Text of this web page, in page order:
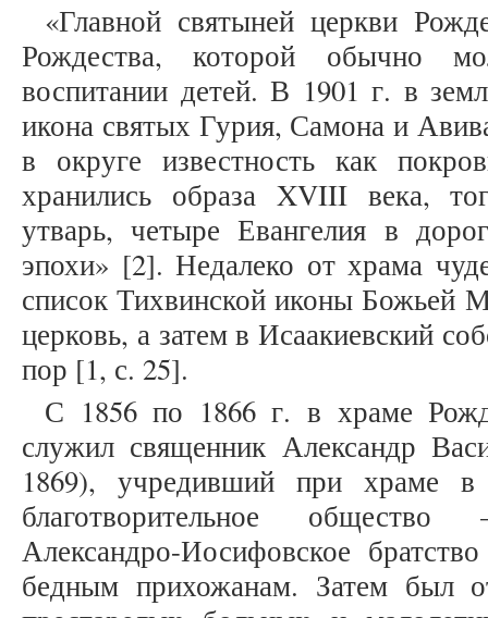
«Главной святыней церкви
Рождества, которой обычно
воспитании детей. В 1901 г. в
икона святых Гурия, Самона и
в округе известность как
хранились образа XVIII века,
утварь, четыре Евангелия в
эпохи» [2]. Недалеко от храма
список Тихвинской иконы Божьей
церковь, а затем в Исаакиевский
пор [1, с. 25].
С 1856 по 1866 г. в храме
служил священник Александр
1869), учредивший при храме
благотворительное общество
Александро-Иосифовское
бедным прихожанам. Затем был